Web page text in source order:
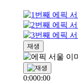
재생
0:000:00